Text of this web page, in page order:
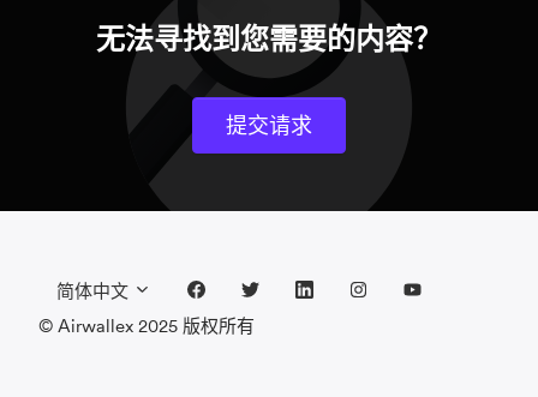
无法寻找到您需要的内容？
提交请求
简体中文
© Airwallex 2025 版权所有